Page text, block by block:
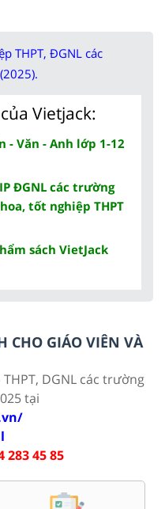
THPT, ĐGNL các
Vietjack:
- Văn - Anh lớp 1-12
ĐGNL các trường
tốt nghiệp THPT
sách VietJack
CHO GIÁO VIÊN VÀ
DGNL các trường
tại
283 45 85